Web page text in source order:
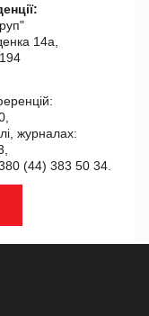
14а,
журналах:
(44) 383 50 34.